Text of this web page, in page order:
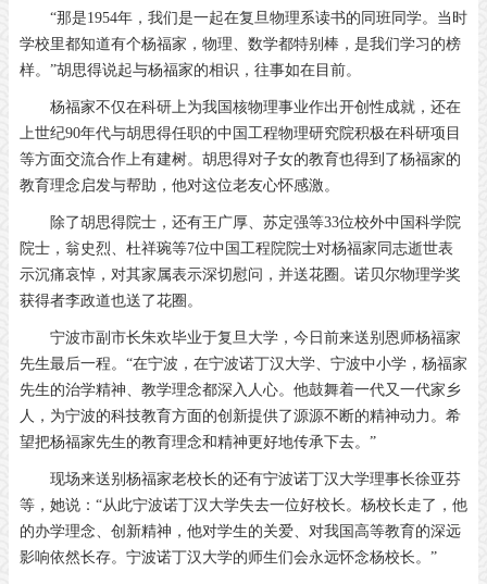
“那是1954年，我们是一起在复旦物理系读书的同班同学。当时
学校里都知道有个杨福家，物理、数学都特别棒，是我们学习的榜
样。”胡思得说起与杨福家的相识，往事如在目前。
杨福家不仅在科研上为我国核物理事业作出开创性成就，还在
上世纪90年代与胡思得任职的中国工程物理研究院积极在科研项目
等方面交流合作上有建树。胡思得对子女的教育也得到了杨福家的
教育理念启发与帮助，他对这位老友心怀感激。
除了胡思得院士，还有王广厚、苏定强等33位校外中国科学院
院士，翁史烈、杜祥琬等7位中国工程院院士对杨福家同志逝世表
示沉痛哀悼，对其家属表示深切慰问，并送花圈。诺贝尔物理学奖
获得者李政道也送了花圈。
宁波市副市长朱欢毕业于复旦大学，今日前来送别恩师杨福家
先生最后一程。“在宁波，在宁波诺丁汉大学、宁波中小学，杨福家
先生的治学精神、教学理念都深入人心。他鼓舞着一代又一代家乡
人，为宁波的科技教育方面的创新提供了源源不断的精神动力。希
望把杨福家先生的教育理念和精神更好地传承下去。”
现场来送别杨福家老校长的还有宁波诺丁汉大学理事长徐亚芬
等，她说：“从此宁波诺丁汉大学失去一位好校长。杨校长走了，他
的办学理念、创新精神，他对学生的关爱、对我国高等教育的深远
影响依然长存。宁波诺丁汉大学的师生们会永远怀念杨校长。”